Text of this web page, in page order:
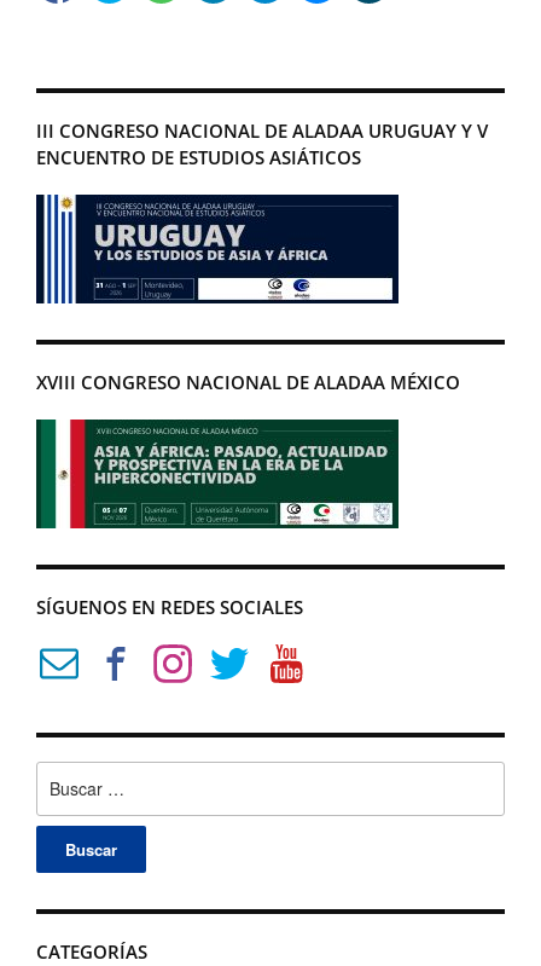
III CONGRESO NACIONAL DE ALADAA URUGUAY Y V
ENCUENTRO DE ESTUDIOS ASIÁTICOS
XVIII CONGRESO NACIONAL DE ALADAA MÉXICO
SÍGUENOS EN REDES SOCIALES
CATEGORÍAS